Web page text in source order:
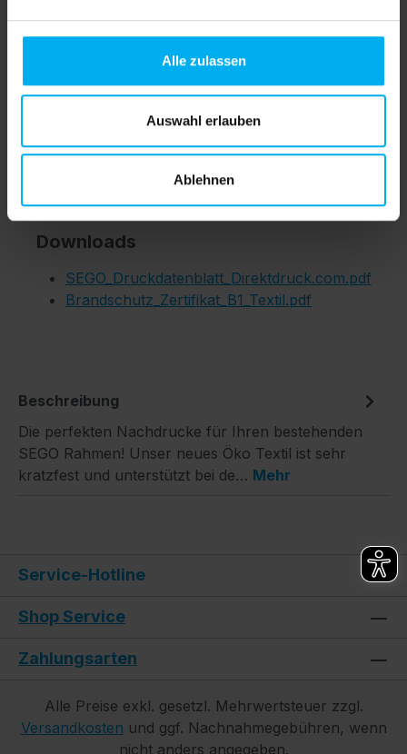
Alle zulassen
Auswahl erlauben
Ablehnen
Ihre Daten können Sie im Warenkorb
Downloads
SEGO_Druckdatenblatt_Direktdruck.com.pdf
Brandschutz_Zertifikat_B1_Textil.pdf
Beschreibung
Die perfekten Nachdrucke für Ihren bestehenden
SEGO Rahmen! Unser neues Öko Textil ist sehr
kratzfest und unterstützt bei de… Mehr
Service-Hotline
Shop Service
Zahlungsarten
Alle Preise exkl. gesetzl. Mehrwertsteuer zzgl.
Versandkosten und ggf. Nachnahmegebühren, wenn
nicht anders angegeben.